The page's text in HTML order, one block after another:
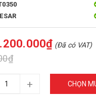
(Đã có VAT)
+ CHỌN